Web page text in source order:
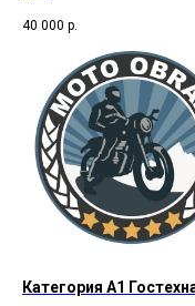
40 000 р.
Категория А1